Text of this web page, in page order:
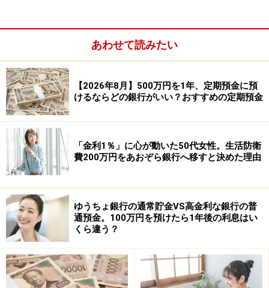
ATM手数料を小敵と見てあなどるなかれ、ということで
ATM手数料の節約法を紹介します。
あわせて読みたい
【2026年8月】500万円を1年、定期預金に預
けるならどの銀行がいい？おすすめの定期預金
「金利1％」に心が動いた50代女性。生活防衛
費200万円をあおぞら銀行へ移すと決めた理由
ゆうちょ銀行の通常貯金VS高金利な銀行の普
通預金。100万円を預けたら1年後の利息はい
くら違う？